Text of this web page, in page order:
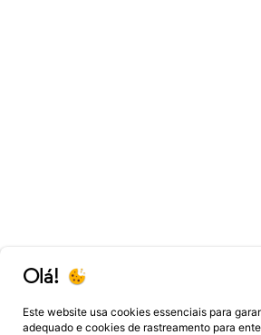
Olá!
Este website usa cookies essenciais para
adequado e cookies de rastreamento para